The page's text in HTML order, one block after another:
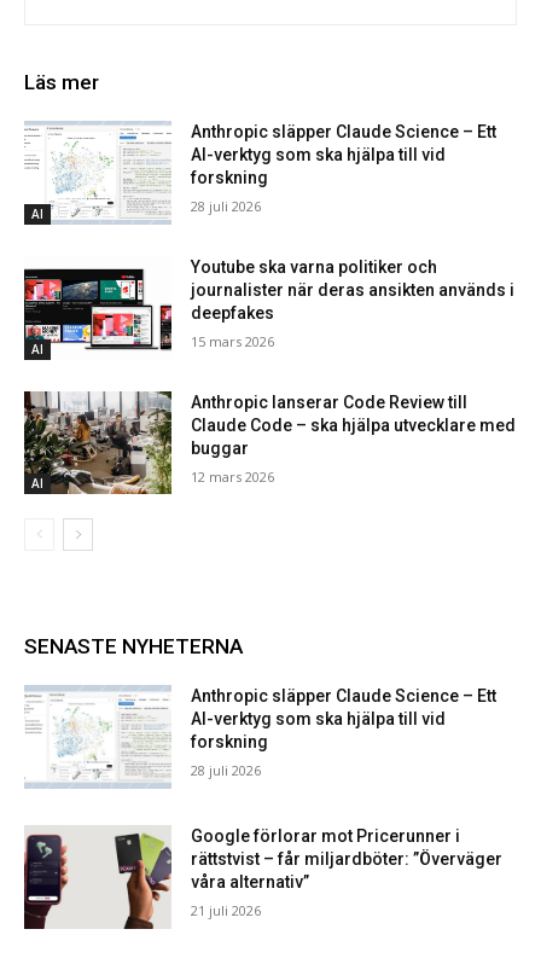
Läs mer
AI
Anthropic släpper Claude Science – Ett
AI-verktyg som ska hjälpa till vid
forskning
28 juli 2026
AI
Youtube ska varna politiker och
journalister när deras ansikten används i
deepfakes
15 mars 2026
AI
Anthropic lanserar Code Review till
Claude Code – ska hjälpa utvecklare med
buggar
12 mars 2026
SENASTE NYHETERNA
Anthropic släpper Claude Science – Ett
AI-verktyg som ska hjälpa till vid
forskning
28 juli 2026
Google förlorar mot Pricerunner i
rättstvist – får miljardböter: ”Överväger
våra alternativ”
21 juli 2026